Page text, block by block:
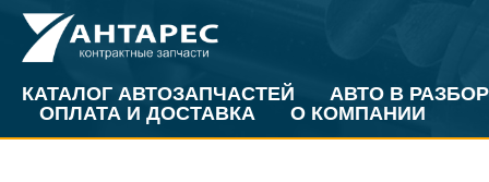
КАТАЛОГ АВТОЗАПЧАСТЕЙ
АВТО В РАЗБОР
ОПЛАТА И ДОСТАВКА
О КОМПАНИИ